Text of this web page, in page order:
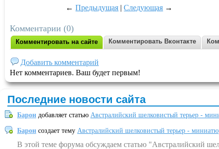
←Предыдущая |Следующая →
Комментарии (0)
Комментировать на сайте Комментировать Вконтакте
Добавить комментарий
Нет комментариев. Ваш будет первым!
Последние новости сайта
Барон добавляет статью Австралийский шелковистый терьер -
Барон создает тему Австралийский шелковистый терьер -
В этой теме форума обсуждаем статью "Австралийский